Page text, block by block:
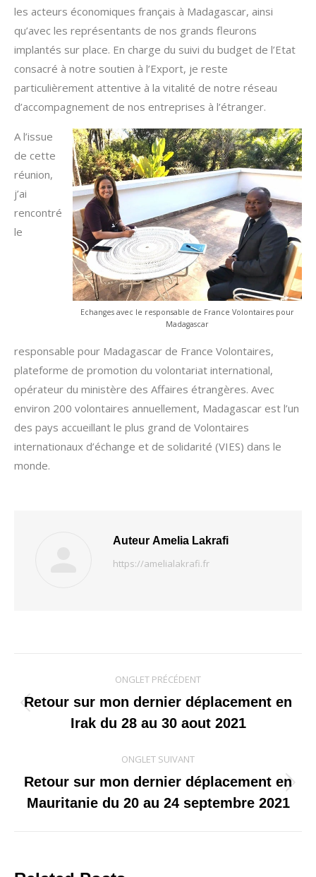
les acteurs économiques français à Madagascar, ainsi
qu’avec les représentants de nos grands fleurons
implantés sur place. En charge du suivi du budget de l’Etat
consacré à notre soutien à l’Export, je reste
particulièrement attentive à la vitalité de notre réseau
d’accompagnement de nos entreprises à l’étranger.
Echanges avec le responsable de France Volontaires pour
Madagascar
A l’issue
de cette
réunion,
j’ai
rencontré
le
responsable pour Madagascar de France Volontaires,
plateforme de promotion du volontariat international,
opérateur du ministère des Affaires étrangères. Avec
environ 200 volontaires annuellement, Madagascar est l’un
des pays accueillant le plus grand de Volontaires
internationaux d’échange et de solidarité (VIES) dans le
monde.
Auteur Amelia Lakrafi
https://amelialakrafi.fr
de
commentaire
ONGLET PRÉCÉDENT
Onglet
précédent
Retour sur mon dernier déplacement en
Irak du 28 au 30 aout 2021
ONGLET SUIVANT
Onglet
suivant
Retour sur mon dernier déplacement en
Mauritanie du 20 au 24 septembre 2021